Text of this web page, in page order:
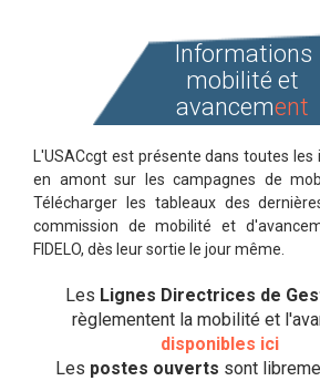
Informations
mobilité et
avancement
L'USACcgt est présente dans toutes
en amont sur les campagnes de
Télécharger les tableaux des
commission de mobilité et
FIDELO, dès leur sortie le jour même.
Les Lignes Directrices de
règlementent la mobilité et
disponibles ici
Les postes ouverts sont